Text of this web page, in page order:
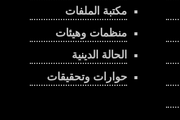
مكتبة الملفات
منظمات وهيئات
الحالة الدينية
حوارات وتحقيقات